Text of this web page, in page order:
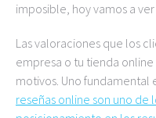
imposible, hoy vamos a
Las valoraciones que los
empresa o tu tienda
motivos. Uno
reseñas online son uno de